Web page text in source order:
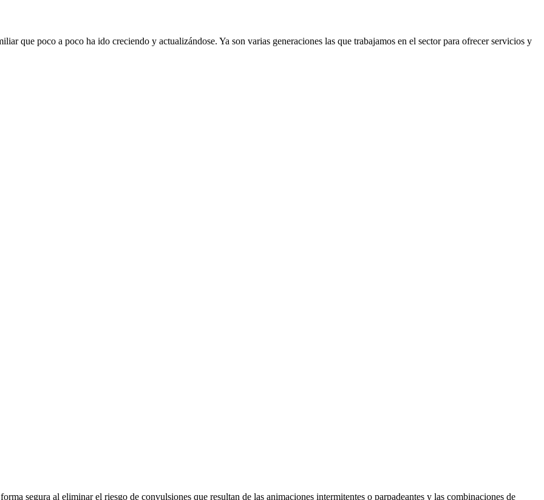
que poco a poco ha ido creciendo y actualizándose. Ya son varias generaciones las que trabajamos en el sector para ofrecer servicios y
segura al eliminar el riesgo de convulsiones que resultan de las animaciones intermitentes o parpadeantes y las combinaciones de